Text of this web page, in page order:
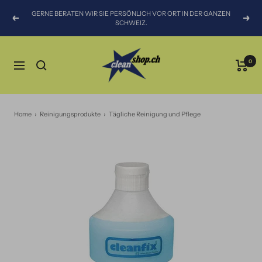
zumZurück
GERNE BERATEN WIR SIE PERSÖNLICH VOR ORT IN DER GANZEN
SCHWEIZ.
Navigation
CLEANSHOP.CH
0
Home › Reinigungsprodukte › Tägliche Reinigung und Pflege